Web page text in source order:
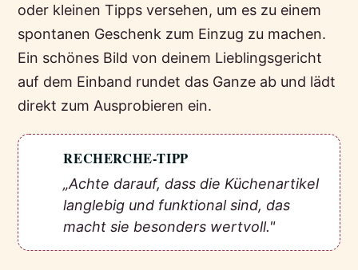
oder kleinen Tipps versehen, um es zu einem
spontanen Geschenk zum Einzug zu machen.
Ein schönes Bild von deinem Lieblingsgericht
auf dem Einband rundet das Ganze ab und lädt
direkt zum Ausprobieren ein.
RECHERCHE-TIPP
„Achte darauf, dass die Küchenartikel
langlebig und funktional sind, das
macht sie besonders wertvoll."